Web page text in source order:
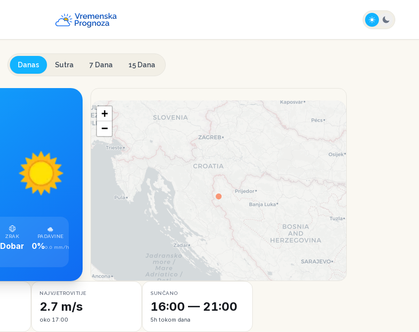
Danas Sutra 7 Dana 15 Dana
ZRAK
Dobar
PADAVINE
0%0.0 mm/h
+
−
NAJVJETROVITIJE
2.7 m/s
oko 17:00
SUNČANO
16:00 — 21:00
5h tokom dana